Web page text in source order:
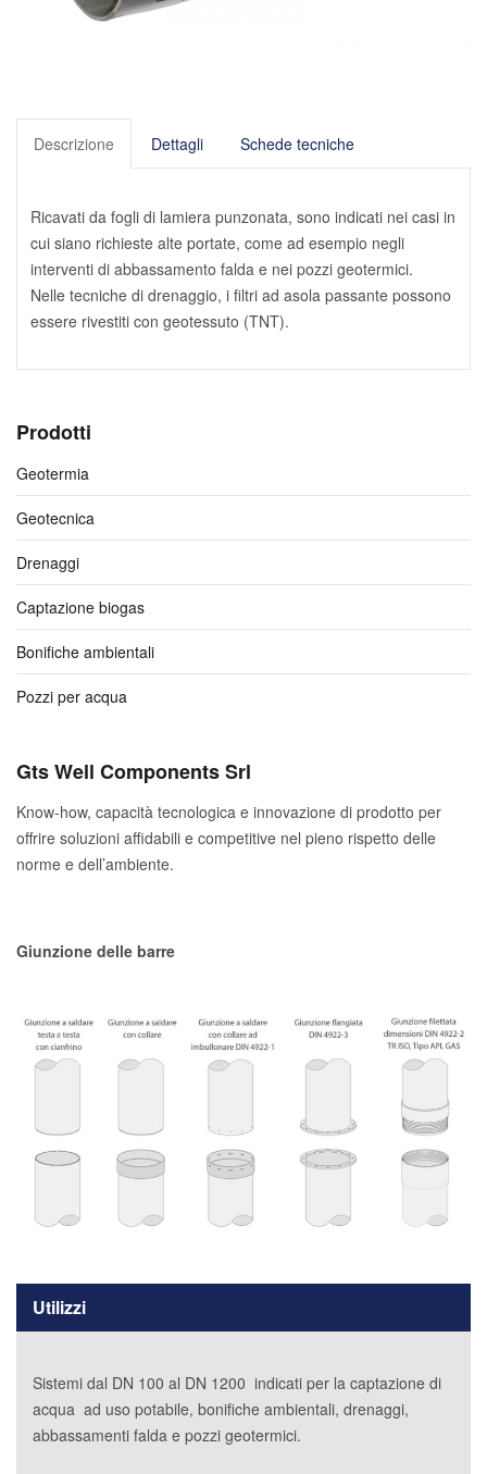
Descrizione Dettagli Schede tecniche
Ricavati da fogli di lamiera punzonata, sono indicati nei casi in
cui siano richieste alte portate, come ad esempio negli
interventi di abbassamento falda e nei pozzi geotermici.
Nelle tecniche di drenaggio, i filtri ad asola passante possono
essere rivestiti con geotessuto (TNT).
Prodotti
Geotermia
Geotecnica
Drenaggi
Captazione biogas
Bonifiche ambientali
Pozzi per acqua
Gts Well Components Srl
Know-how, capacità tecnologica e innovazione di prodotto per
offrire soluzioni affidabili e competitive nel pieno rispetto delle
norme e dell’ambiente.
Giunzione delle barre
Utilizzi
Sistemi dal DN 100 al DN 1200 indicati per la captazione di
acqua ad uso potabile, bonifiche ambientali, drenaggi,
abbassamenti falda e pozzi geotermici.